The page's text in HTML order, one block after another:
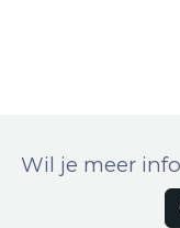
Wil je meer